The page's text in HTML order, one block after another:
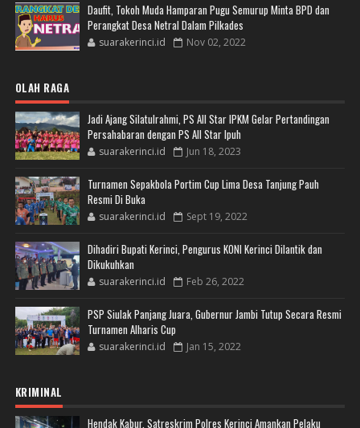
Daufit, Tokoh Muda Hamparan Pugu Semurup Minta BPD dan
Perangkat Desa Netral Dalam Pilkades
suarakerinci.id Nov 02, 2022
OLAH RAGA
Jadi Ajang Silatulrahmi, PS All Star IPKM Gelar Pertandingan
Persahabaran dengan PS All Star Ipuh
suarakerinci.id Jun 18, 2023
Turnamen Sepakbola Portim Cup Lima Desa Tanjung Pauh
Resmi Di Buka
suarakerinci.id Sept 19, 2022
Dihadiri Bupati Kerinci, Pengurus KONI Kerinci Dilantik dan
Dikukuhkan
suarakerinci.id Feb 26, 2022
PSP Siulak Panjang Juara, Gubernur Jambi Tutup Secara Resmi
Turnamen Alharis Cup
suarakerinci.id Jan 15, 2022
KRIMINAL
Hendak Kabur, Satreskrim Polres Kerinci Amankan Pelaku